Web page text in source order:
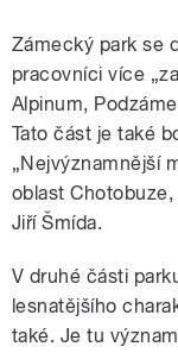
Zámecký park se
pracovníci více
Alpinum,
Tato část je také
„Nejvýznamnější
oblast
Jiří Šmída.
V druhé části
lesnatějšího
také. Je tu